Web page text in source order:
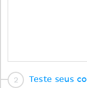
Teste seus